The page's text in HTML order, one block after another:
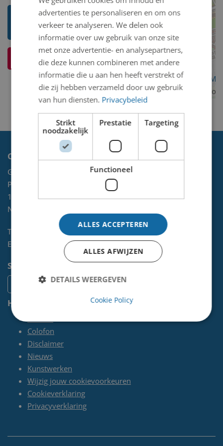
Toon mij meer werken van Pieter
Ik weet meer over dit kunstwerk
Contact
Gemeente Velsen
Postbus 465
1970 AL IJMUIDEN
NL
Telefoon:
0255-567 200
E-mail:
kunst@velsen.nl
Socials
Handige pagina's
Colofon
Disclaimer
Nieuws
Kunstwerken
Wijzig jouw cookievoorkeuren
Cookieverklaring
Privacyverklaring
advertenties te personaliseren en om ons
verkeer te analyseren. We delen ook
informatie over uw gebruik van onze site
met onze advertentie- en analysepartners,
die deze kunnen combineren met andere
informatie die u aan hen heeft verstrekt of
die zij hebben verzameld door uw gebruik
van hun diensten. Privacybeleid
Strikt
noodzakelijk
Prestatie Targeting
Functioneel
ALLES ACCEPTEREN
ALLES AFWIJZEN
DETAILS WEERGEVEN
Cookie Policy